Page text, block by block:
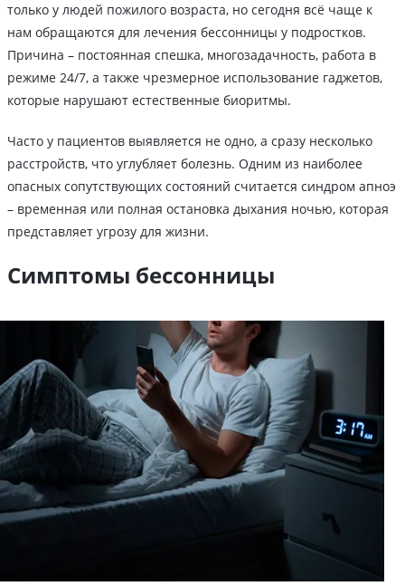
только у людей пожилого возраста, но сегодня всё чаще к
нам обращаются для лечения бессонницы у подростков.
Причина – постоянная спешка, многозадачность, работа в
режиме 24/7, а также чрезмерное использование гаджетов,
которые нарушают естественные биоритмы.
Часто у пациентов выявляется не одно, а сразу несколько
расстройств, что углубляет болезнь. Одним из наиболее
опасных сопутствующих состояний считается синдром апноэ
– временная или полная остановка дыхания ночью, которая
представляет угрозу для жизни.
Симптомы бессонницы